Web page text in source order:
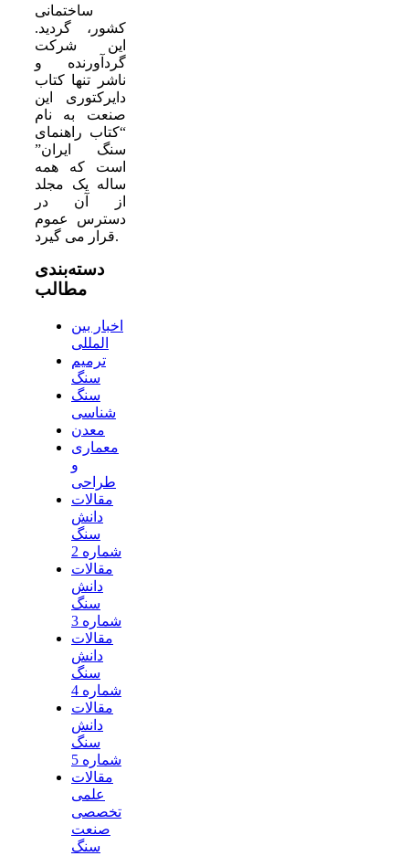
ساختمانی
کشور، گردید.
این شرکت
گردآورنده و
ناشر تنها کتاب
دایرکتوری این
صنعت به نام
“کتاب راهنمای
سنگ ایران”
است که همه
ساله یک مجلد
از آن در
دسترس عموم
قرار می گیرد.
دسته‌بندی
مطالب
اخبار بین
المللی
ترمیم
سنگ
سنگ
شناسی
معدن
معماری
و
طراحی
مقالات
دانش
سنگ
شماره 2
مقالات
دانش
سنگ
شماره 3
مقالات
دانش
سنگ
شماره 4
مقالات
دانش
سنگ
شماره 5
مقالات
علمی
تخصصی
صنعت
سنگ